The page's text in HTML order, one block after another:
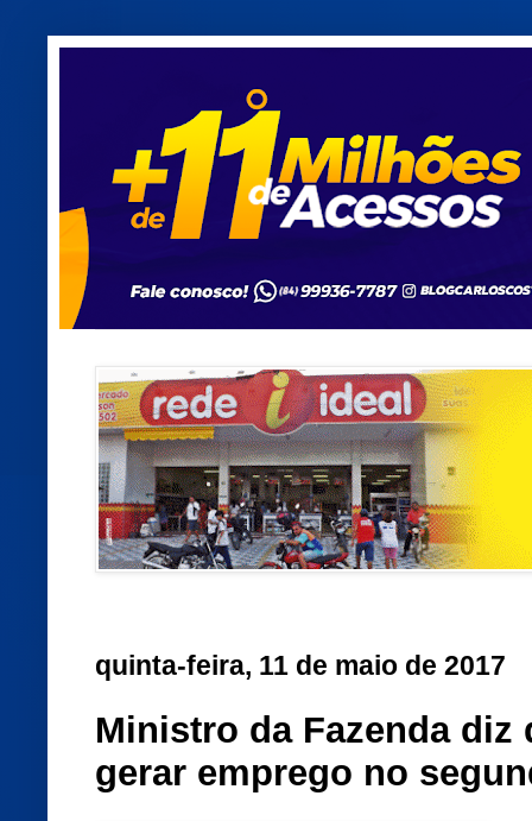
quinta-feira, 11 de maio de 2017
Ministro da Fazenda diz
gerar emprego no